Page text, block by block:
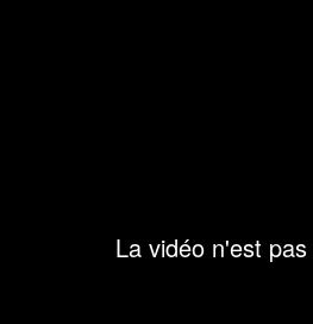
La vidéo n'est